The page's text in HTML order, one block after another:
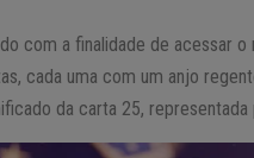
com a finalidade de acessar
cada uma com um anjo
da carta 25, representada